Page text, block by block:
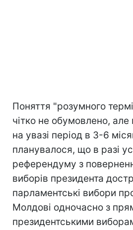
Поняття "розумного
чітко не обумовлено,
на увазі період в 3-6
планувалося, що в разі
референдуму з
виборів президента
парламентські вибори
Молдові одночасно з
президентськими